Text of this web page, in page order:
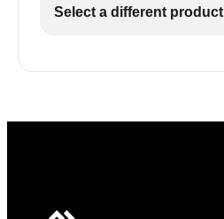
Select a different product